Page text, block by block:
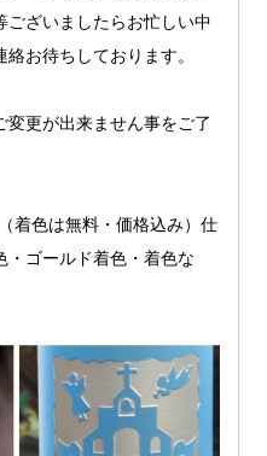
ございましたらお忙しい中
お待ちしております。
更が出来ません事をご了
着色は無料・価格込み）仕
・ゴールド着色・着色な